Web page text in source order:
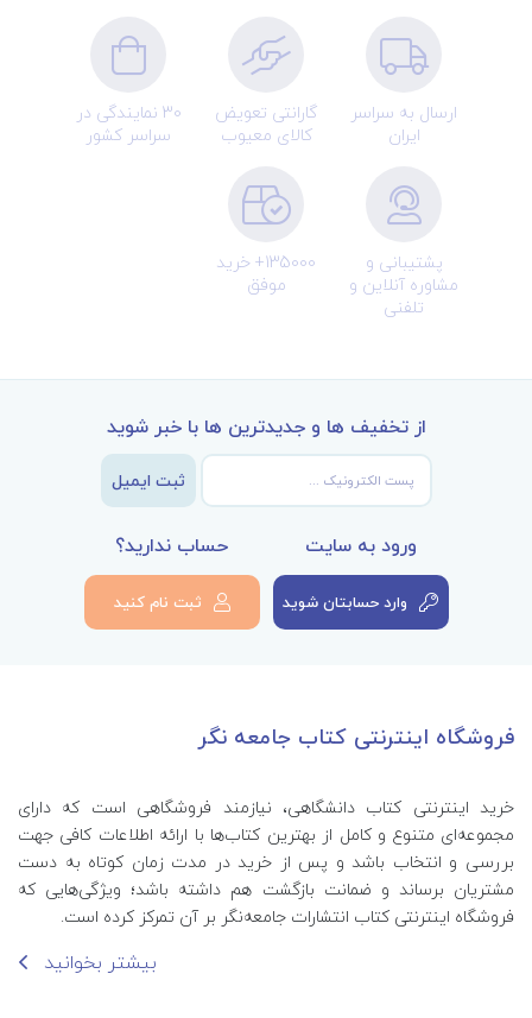
ارسال به سراسر
ایران
گارانتی تعویض
کالای معیوب
30 نمایندگی در
سراسر کشور
پشتیبانی و
مشاوره آنلاین و
تلفنی
135000+ خرید
موفق
از تخفیف ها و جدیدترین ها با خبر شوید
ثبت ایمیل
ورود به سایت
وارد حسابتان شوید
حساب ندارید؟
ثبت نام کنید
فروشگاه اینترنتی کتاب جامعه نگر
خرید اینترنتی کتاب‌ دانشگاهی، نیازمند فروشگاهی است که دارای
مجموعه‌ای متنوع و کامل از بهترین کتاب‌ها با ارائه اطلاعات کافی جهت
بررسی و انتخاب باشد و پس از خرید در مدت زمان کوتاه به دست
مشتریان برساند و ضمانت بازگشت هم داشته باشد؛ ویژگی‌هایی که
فروشگاه اینترنتی کتاب انتشارات جامعه‌نگر بر آن تمرکز کرده است.
بیشتر بخوانید